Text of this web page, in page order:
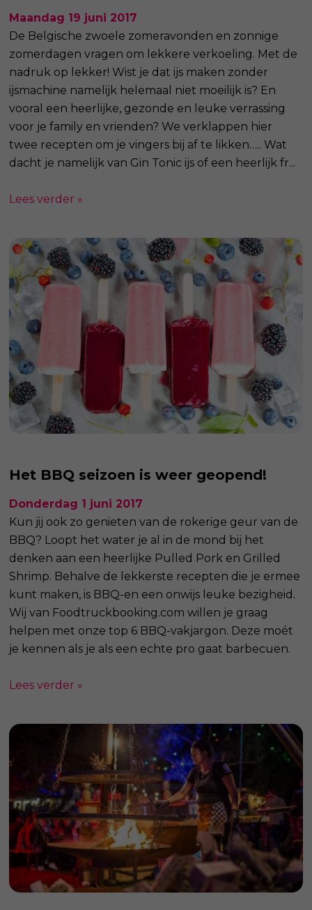
Maandag 19 juni 2017
De Belgische zwoele zomeravonden en zonnige
zomerdagen vragen om lekkere verkoeling. Met de
nadruk op lekker! Wist je dat ijs maken zonder
ijsmachine namelijk helemaal niet moeilijk is? En
vooral een heerlijke, gezonde en leuke verrassing
voor je family en vrienden? We verklappen hier
twee recepten om je vingers bij af te likken….. Wat
dacht je namelijk van Gin Tonic ijs of een heerlijk fr...
Lees verder »
Het BBQ seizoen is weer geopend!
Donderdag 1 juni 2017
Kun jij ook zo genieten van de rokerige geur van de
BBQ? Loopt het water je al in de mond bij het
denken aan een heerlijke Pulled Pork en Grilled
Shrimp. Behalve de lekkerste recepten die je ermee
kunt maken, is BBQ-en een onwijs leuke bezigheid.
Wij van Foodtruckbooking.com willen je graag
helpen met onze top 6 BBQ-vakjargon. Deze moét
je kennen als je als een echte pro gaat barbecuen.
Lees verder »